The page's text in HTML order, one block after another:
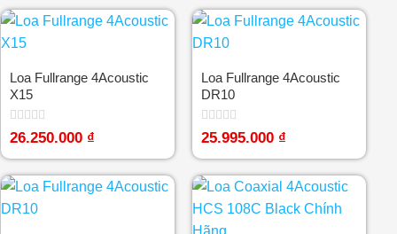
5
sao
5
sao
Loa Fullrange 4Acoustic
X15
Được
xếp
hạng
5
sao
26.250.000 ₫
Loa Fullrange 4Acoustic
DR10
Được
xếp
hạng
5
sao
25.995.000 ₫